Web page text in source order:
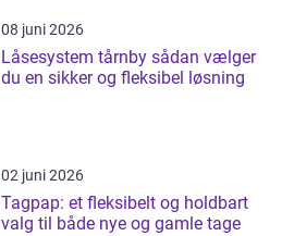
08 juni 2026
Låsesystem tårnby sådan vælger
du en sikker og fleksibel løsning
02 juni 2026
Tagpap: et fleksibelt og holdbart
valg til både nye og gamle tage